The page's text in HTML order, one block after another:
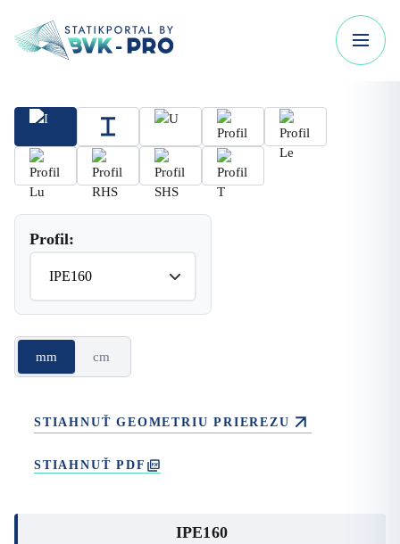
Profil:
mm cm
STIAHNUŤ GEOMETRIU PRIEREZU
STIAHNUŤ PDF
IPE160